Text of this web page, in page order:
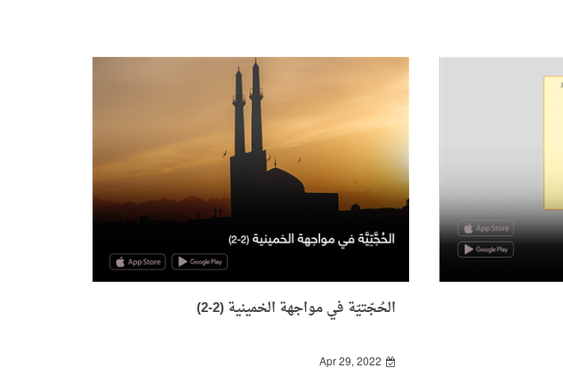
الحُجّتيّة في مواجهة الخمينية (2-2)
Apr 29, 2022